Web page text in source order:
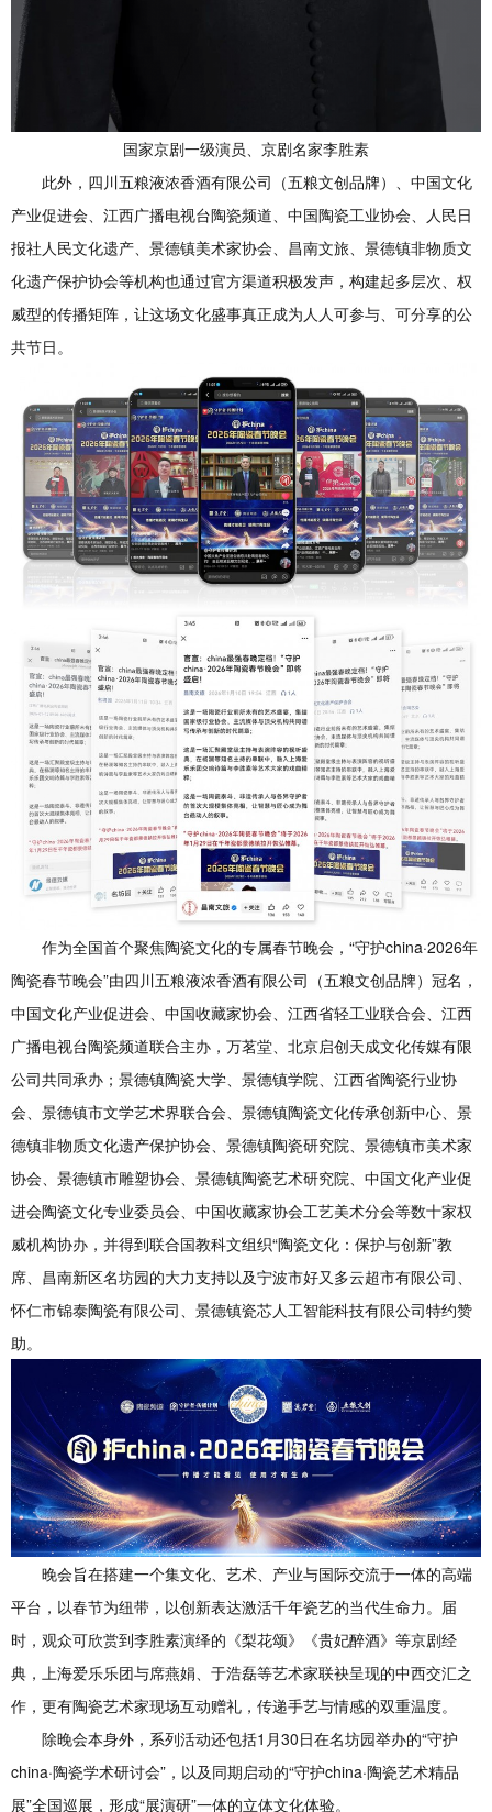
国家京剧一级演员、京剧名家李胜素
此外，四川五粮液浓香酒有限公司（五粮文创品牌）、中国文化
产业促进会、江西广播电视台陶瓷频道、中国陶瓷工业协会、人民日
报社人民文化遗产、景德镇美术家协会、昌南文旅、景德镇非物质文
化遗产保护协会等机构也通过官方渠道积极发声，构建起多层次、权
威型的传播矩阵，让这场文化盛事真正成为人人可参与、可分享的公
共节日。
作为全国首个聚焦陶瓷文化的专属春节晚会，“守护china·2026年
陶瓷春节晚会”由四川五粮液浓香酒有限公司（五粮文创品牌）冠名，
中国文化产业促进会、中国收藏家协会、江西省轻工业联合会、江西
广播电视台陶瓷频道联合主办，万茗堂、北京启创天成文化传媒有限
公司共同承办；景德镇陶瓷大学、景德镇学院、江西省陶瓷行业协
会、景德镇市文学艺术界联合会、景德镇陶瓷文化传承创新中心、景
德镇非物质文化遗产保护协会、景德镇陶瓷研究院、景德镇市美术家
协会、景德镇市雕塑协会、景德镇陶瓷艺术研究院、中国文化产业促
进会陶瓷文化专业委员会、中国收藏家协会工艺美术分会等数十家权
威机构协办，并得到联合国教科文组织“陶瓷文化：保护与创新”教
席、昌南新区名坊园的大力支持以及宁波市好又多云超市有限公司、
怀仁市锦泰陶瓷有限公司、景德镇瓷芯人工智能科技有限公司特约赞
助。
晚会旨在搭建一个集文化、艺术、产业与国际交流于一体的高端
平台，以春节为纽带，以创新表达激活千年瓷艺的当代生命力。届
时，观众可欣赏到李胜素演绎的《梨花颂》《贵妃醉酒》等京剧经
典，上海爱乐乐团与席燕娟、于浩磊等艺术家联袂呈现的中西交汇之
作，更有陶瓷艺术家现场互动赠礼，传递手艺与情感的双重温度。
除晚会本身外，系列活动还包括1月30日在名坊园举办的“守护
china·陶瓷学术研讨会”，以及同期启动的“守护china·陶瓷艺术精品
展”全国巡展，形成“展演研”一体的立体文化体验。